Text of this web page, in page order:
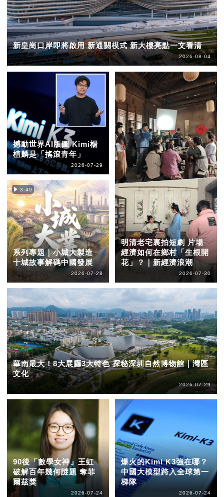
新皇崗口岸即將啟用 新通關模式 新大樓亮點一文看清
2026-08-04
撼動世界AI版圖 Kimi楊
植麟是「搖滾青年」
2026-07-29
3:49
系列專題｜小城大製造
十城故事解碼中國發展
2026-07-28
明清老宅裏拍短劇 片場
經濟如何在鄉村「生根開
花」？｜新經濟浪潮
2026-07-30
華南最大！8大展廳3大特色 探秘深圳自然博物館｜灣區
文化
2026-07-29
90後「數學女神」王虹
破解百年幾何謎題 奪菲
爾茲獎
2026-07-24
爆火的Kimi K3強在哪？
中國大模型跨入全球第一
梯隊
2026-07-24